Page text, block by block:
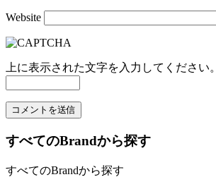
Website
上に表示された文字を入力してください。
すべてのBrandから探す
すべてのBrandから探す